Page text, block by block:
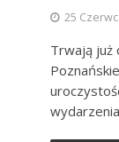
25
Trwają już